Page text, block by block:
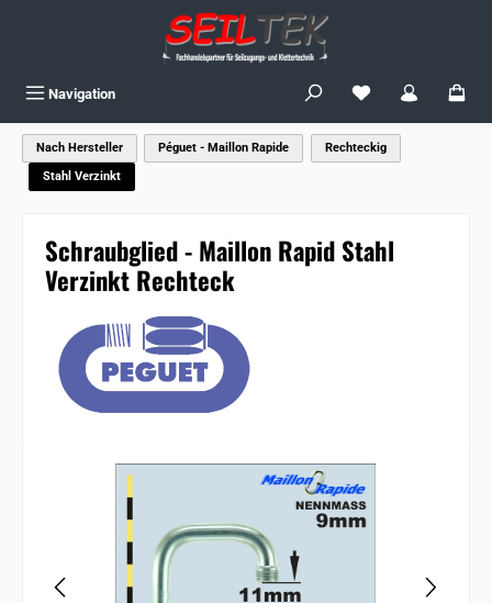
Navigation Du hast 0
Nach Hersteller Péguet - Maillon Rapide
Rechteckig
Stahl Verzinkt
Schraubglied - Maillon Rapid Stahl
Verzinkt Rechteck